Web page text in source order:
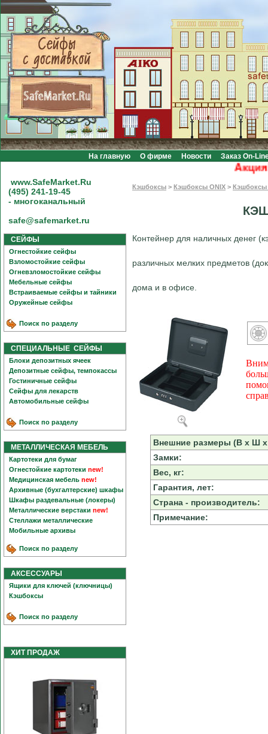
На главную О фирме Новости Заказ On-
Акция!
www.SafeMarket.Ru
(495) 241-19-45
- многоканальный
safe@safemarket.ru
СЕЙФЫ
Огнестойкие сейфы
Взломостойкие сейфы
Огневзломостойкие сейфы
Мебельные сейфы
Встраиваемые сейфы и тайники
Оружейные сейфы
Поиск по разделу
СПЕЦИАЛЬНЫЕ СЕЙФЫ
Блоки депозитных ячеек
Депозитные сейфы, темпокассы
Гостиничные сейфы
Сейфы для лекарств
Автомобильные сейфы
Поиск по разделу
МЕТАЛЛИЧЕСКАЯ МЕБЕЛЬ
Картотеки для бумаг
Огнестойкие картотеки new!
Медицинская мебель new!
Архивные (бухгалтерские) шкафы
Шкафы раздевальные (локеры)
Металлические верстаки new!
Стеллажи металлические
Мобильные архивы
Поиск по разделу
АКСЕССУАРЫ
Ящики для ключей (ключницы)
Кэшбоксы
Поиск по разделу
ХИТ ПРОДАЖ
Кэшбоксы > Кэшбоксы ONIX > Кэшбоксы
Контейнер для наличных денег
различных мелких предметов
дома и в офисе.
Внешние размеры (В х Ш
Замки:
Вес, кг:
Гарантия, лет:
Страна - производитель:
Примечание: